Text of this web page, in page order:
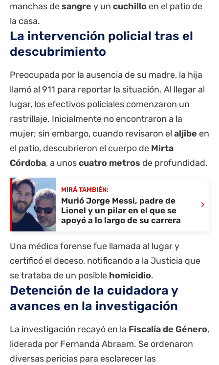
manchas desangre y un cuchillo en el patio de
la casa.
La intervención policial tras el
descubrimiento
Preocupada por la ausencia de su madre, la hija
llamó al 911 para reportar la situación. Al llegar al
lugar, los efectivos policiales comenzaron un
rastrillaje. Inicialmente no encontraron a la
mujer; sin embargo, cuando revisaron el aljibe en
el patio, descubrieron el cuerpo de Mirta
Córdoba, a unoscuatro metros de profundidad.
MIRÁ TAMBIÉN:
Murió Jorge Messi, padre de
Lionel y un pilar en el que se
apoyó a lo largo de su carrera
›
Una médica forense fue llamada al lugar y
certificó el deceso, notificando a la Justicia que
se trataba de un posible homicidio.
Detención de la cuidadora y
avances en la investigación
La investigación recayó en la Fiscalía de Género,
liderada por Fernanda Abraam. Se ordenaron
diversas pericias para esclarecer las